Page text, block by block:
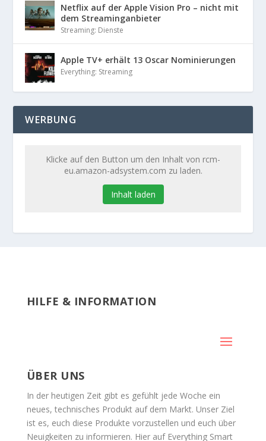
Netflix auf der Apple Vision Pro – nicht mit
dem Streaminganbieter
Streaming: Dienste
Apple TV+ erhält 13 Oscar Nominierungen
Everything: Streaming
WERBUNG
Klicke auf den Button um den Inhalt von rcm-
eu.amazon-adsystem.com zu laden.
Inhalt laden
HILFE & INFORMATION
ÜBER UNS
In der heutigen Zeit gibt es gefühlt jede Woche ein
neues, technisches Produkt auf dem Markt. Unser Ziel
ist es, euch diese Produkte vorzustellen und euch über
Neuigkeiten zu informieren. Hier auf Everything Smart